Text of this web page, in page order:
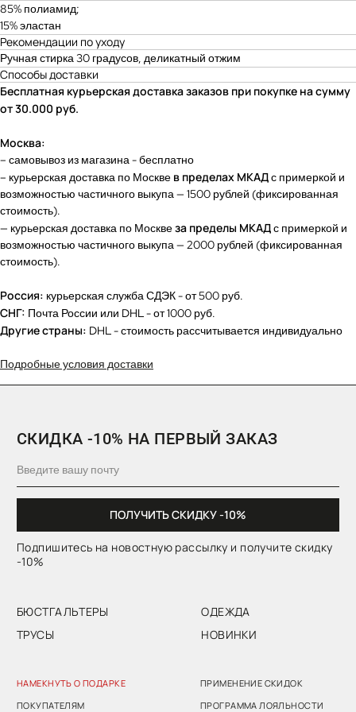
85% полиамид;
15% эластан
Рекомендации по уходу
Ручная стирка 30 градусов, деликатный отжим
Способы доставки
Бесплатная курьерская доставка заказов при покупке на сумму
от 30.000 руб.
Москва:
– самовывоз из магазина - бесплатно
– курьерская доставка по Москве в пределах МКАДс примеркой и
возможностью частичного выкупа — 1500 рублей (фиксированная
стоимость).
— курьерская доставка по Москвеза пределы МКАДс примеркой и
возможностью частичного выкупа — 2000 рублей (фиксированная
стоимость).
Россия: курьерская служба СДЭК - от 500 руб.
СНГ: Почта России или DHL - от 1000 руб.
Другие страны: DHL - стоимость рассчитывается индивидуально
Подробные условия доставки
Пользовательское соглашение
Подарочный сертификат